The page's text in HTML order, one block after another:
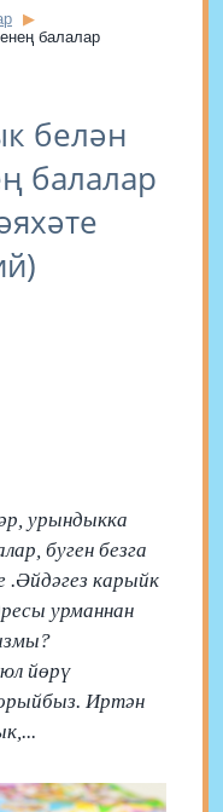
балалар
белән
балалар
урындыкка
буген безга
.Әйдәгез карыйк
урманнан
йөрү
Иртән